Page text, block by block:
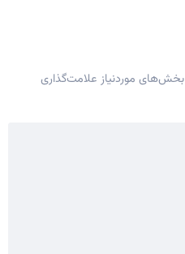
بخش‌های موردنیاز علامت‌گذاری